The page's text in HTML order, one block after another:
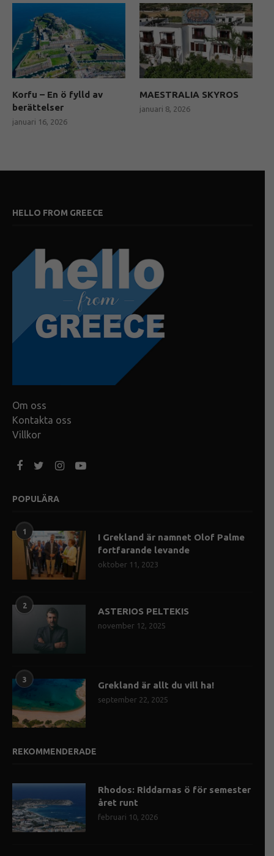
Korfu – En ö fylld av
berättelser
januari 16, 2026
MAESTRALIA SKYROS
januari 8, 2026
HELLO FROM GREECE
Om oss
Kontakta oss
Villkor
POPULÄRA
1
I Grekland är namnet Olof Palme
fortfarande levande
oktober 11, 2023
2
ASTERIOS PELTEKIS
november 12, 2025
3
Grekland är allt du vill ha!
september 22, 2025
REKOMMENDERADE
Rhodos: Riddarnas ö för semester
året runt
februari 10, 2026